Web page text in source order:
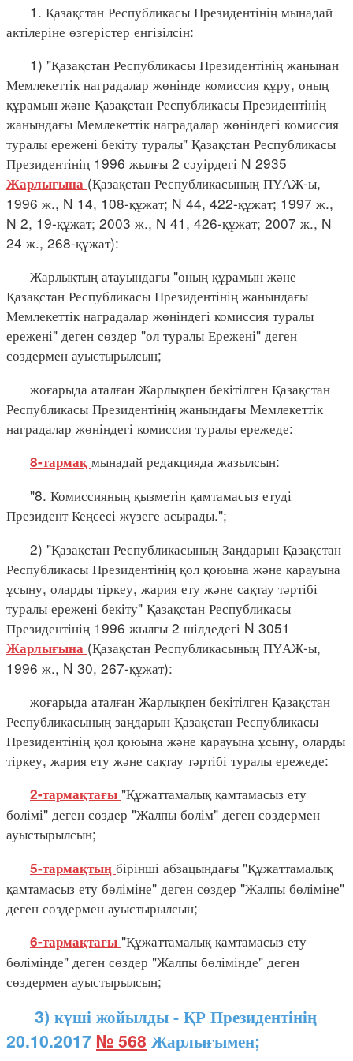
1. Қазақстан Республикасы Президентінің мынадай
актілеріне өзгерістер енгізілсін:
1) "Қазақстан Республикасы Президентінің жанынан
Мемлекеттік наградалар жөнінде комиссия құру, оның
құрамын және Қазақстан Республикасы Президентінің
жанындағы Мемлекеттік наградалар жөніндегі комиссия
туралы ережені бекіту туралы" Қазақстан Республикасы
Президентінің 1996 жылғы 2 сәуірдегі N 2935
Жарлығына (Қазақстан Республикасының ПҮАЖ-ы,
1996 ж., N 14, 108-құжат; N 44, 422-құжат; 1997 ж.,
N 2, 19-құжат; 2003 ж., N 41, 426-құжат; 2007 ж., N
24 ж., 268-құжат):
Жарлықтың атауындағы "оның құрамын және
Қазақстан Республикасы Президентінің жанындағы
Мемлекеттік наградалар жөніндегі комиссия туралы
ережені" деген сөздер "ол туралы Ережені" деген
сөздермен ауыстырылсын;
жоғарыда аталған Жарлықпен бекітілген Қазақстан
Республикасы Президентінің жанындағы Мемлекеттік
наградалар жөніндегі комиссия туралы ережеде:
8-тармақ мынадай редакцияда жазылсын:
"8. Комиссияның қызметін қамтамасыз етуді
Президент Кеңсесі жүзеге асырады.";
2) "Қазақстан Республикасының Заңдарын Қазақстан
Республикасы Президентінің қол қоюына және қарауына
ұсыну, оларды тіркеу, жария ету және сақтау тәртібі
туралы ережені бекіту" Қазақстан Республикасы
Президентінің 1996 жылғы 2 шілдедегі N 3051
Жарлығына (Қазақстан Республикасының ПҮАЖ-ы,
1996 ж., N 30, 267-құжат):
жоғарыда аталған Жарлықпен бекітілген Қазақстан
Республикасының заңдарын Қазақстан Республикасы
Президентінің қол қоюына және қарауына ұсыну, оларды
тіркеу, жария ету және сақтау тәртібі туралы ережеде:
2-тармақтағы "Құжаттамалық қамтамасыз ету
бөлімі" деген сөздер "Жалпы бөлім" деген сөздермен
ауыстырылсын;
5-тармақтың бірінші абзацындағы "Құжаттамалық
қамтамасыз ету бөліміне" деген сөздер "Жалпы бөліміне"
деген сөздермен ауыстырылсын;
6-тармақтағы "Құжаттамалық қамтамасыз ету
бөлімінде" деген сөздер "Жалпы бөлімінде" деген
сөздермен ауыстырылсын;
3) күші жойылды - ҚР Президентінің
20.10.2017 № 568 Жарлығымен;